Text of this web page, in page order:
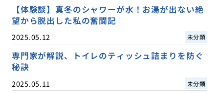
【体験談】真冬のシャワーが水！お湯が出ない絶
望から脱出した私の奮闘記
2025.05.12 未分類
専門家が解説、トイレのティッシュ詰まりを防ぐ
秘訣
2025.05.11 未分類